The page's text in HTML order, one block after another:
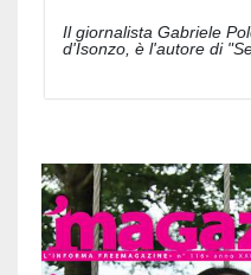
Il giornalista Gabriele
d'Isonzo, è l'autore di